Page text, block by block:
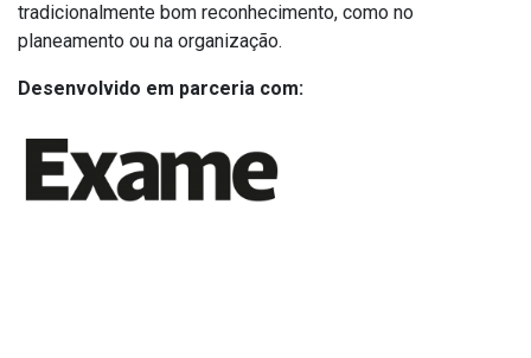
tradicionalmente bom reconhecimento, como no
planeamento ou na organização.
Desenvolvido em parceria com: